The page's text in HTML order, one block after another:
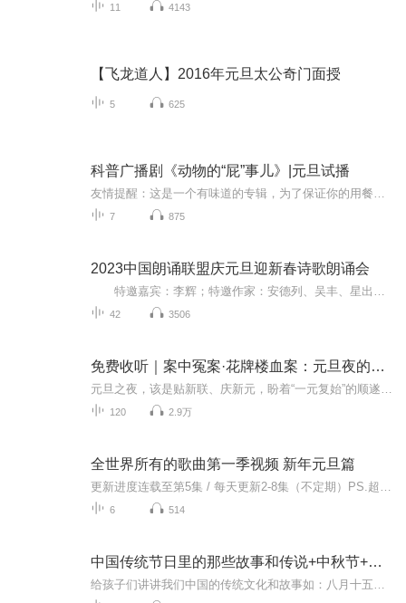
11 4143
【飞龙道人】2016年元旦太公奇门面授
5 625
科普广播剧《动物的“屁”事儿》|元旦试播
7 875
2023中国朗诵联盟庆元旦迎新春诗歌朗诵会
42 3506
免费收听｜案中冤案·花牌楼血案：元旦夜的沉冤与昭雪
120 2.9万
全世界所有的歌曲第一季视频 新年元旦篇
6 514
中国传统节日里的那些故事和传说+中秋节+元旦春节等